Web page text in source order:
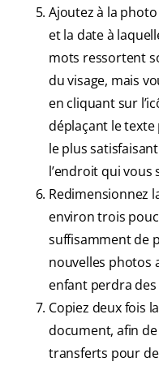
Ajoutez à la
et la date à
mots ressortent
du visage, mais
en cliquant sur
déplaçant le
le plus
l’endroit qui
Redimensionnez
environ trois
suffisamment de
nouvelles photos
enfant perdra des
Copiez deux fois
document, afin
transferts pour